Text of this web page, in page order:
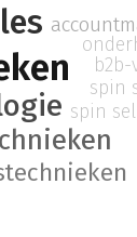
spin
spin